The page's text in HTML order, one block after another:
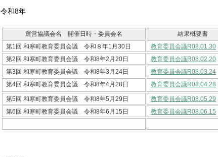
令和8年
運営協議会名 開催日時・委員会名
結果概要書
第1回 和寒町教育委員会議 令和８年1月30日
教育委員会議R08.01.30
第2回 和寒町教育委員会議 令和8年2月20日
教育委員会議R08.02.20
第3回 和寒町教育委員会議 令和8年3月24日
教育委員会議R08.03.24
第4回 和寒町教育委員会議 令和8年4月28日
教育委員会議R08.04.28
第5回 和寒町教育委員会議 令和8年5月29日
教育委員会議R08.05.29
第6回 和寒町教育委員会議 令和8年6月15日
教育委員会議R08.06.15